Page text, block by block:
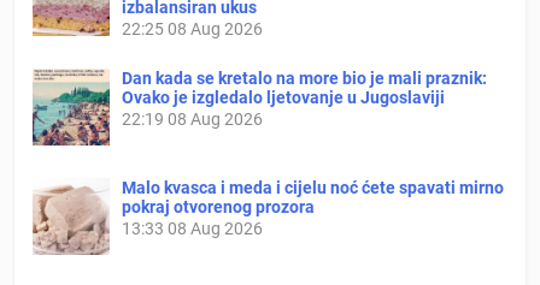
izbalansiran ukus
22:2508 Aug 2026
Dan kada se kretalo na more bio je mali praznik:
Ovako je izgledalo ljetovanje u Jugoslaviji
22:19 08 Aug 2026
Malo kvasca i meda i cijelu noć ćete spavati mirno
pokraj otvorenog prozora
13:33 08 Aug 2026